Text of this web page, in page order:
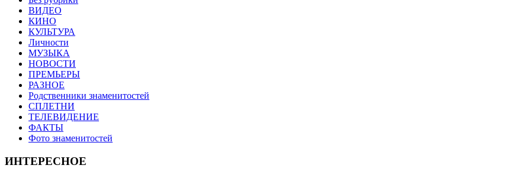
ВИДЕО
КИНО
КУЛЬТУРА
Личности
МУЗЫКА
НОВОСТИ
ПРЕМЬЕРЫ
РАЗНОЕ
Родственники знаменитостей
СПЛЕТНИ
ТЕЛЕВИДЕНИЕ
ФАКТЫ
Фото знаменитостей
ИНТЕРЕСНОЕ